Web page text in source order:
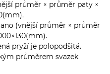
průměr × průměr paty ×
(vnější průměr × průměr
pryží je polopodšitá.
průměrem svazek